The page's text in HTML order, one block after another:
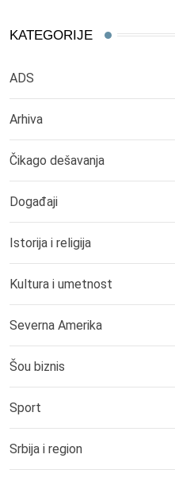
KATEGORIJE
ADS
Arhiva
Čikago dešavanja
Događaji
Istorija i religija
Kultura i umetnost
Severna Amerika
Šou biznis
Sport
Srbija i region